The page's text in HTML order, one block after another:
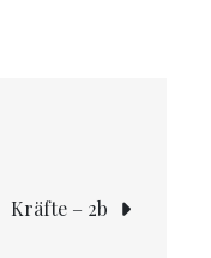
Kräfte – 2b